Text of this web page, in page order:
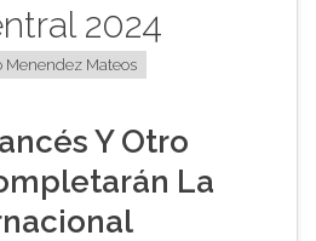
2024
Menendez Mateos
Y Otro
La